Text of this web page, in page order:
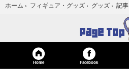
ホーム › フィギュア・グッズ › グッズ › 記事
Home Facebook